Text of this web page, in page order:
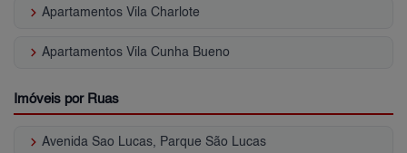
keyboard_arrow_right Apartamentos Vila Charlote
keyboard_arrow_right Apartamentos Vila Cunha Bueno
Imóveis por Ruas
keyboard_arrow_right Avenida Sao Lucas, Parque São Lucas